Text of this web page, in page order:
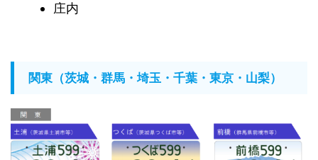
庄内
関東（茨城・群馬・埼玉・千葉・東京・山梨）